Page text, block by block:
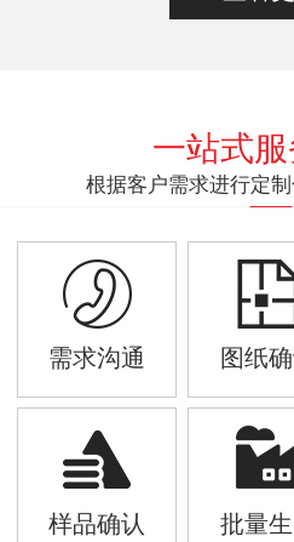
一站式
根据客户需求进行定
需求沟通 图纸
样品确认 批量